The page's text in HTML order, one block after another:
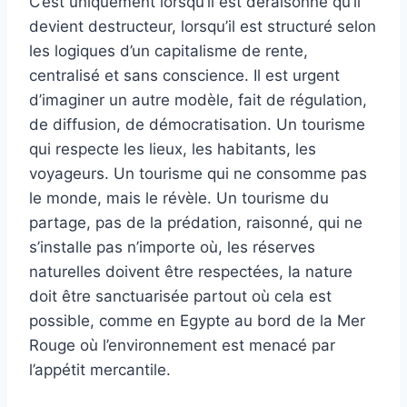
devient destructeur, lorsqu’il est structuré selon
les logiques d’un capitalisme de rente,
centralisé et sans conscience. Il est urgent
d’imaginer un autre modèle, fait de régulation,
de diffusion, de démocratisation. Un tourisme
qui respecte les lieux, les habitants, les
voyageurs. Un tourisme qui ne consomme pas
le monde, mais le révèle. Un tourisme du
partage, pas de la prédation, raisonné, qui ne
s’installe pas n’importe où, les réserves
naturelles doivent être respectées, la nature
doit être sanctuarisée partout où cela est
possible, comme en Egypte au bord de la Mer
Rouge où l’environnement est menacé par
l’appétit mercantile.